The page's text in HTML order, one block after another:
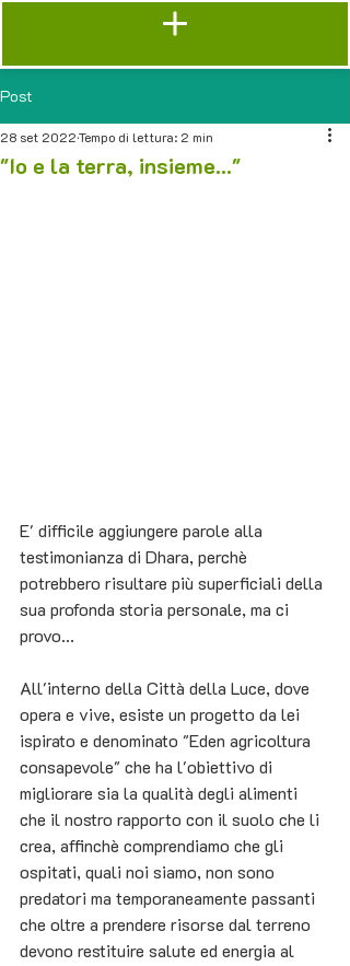
Post
"Io e la terra, insieme..."
28 set 2022Tempo di lettura: 2 min
E' difficile aggiungere parole alla
testimonianza di Dhara, perchè
potrebbero risultare più superficiali della
sua profonda storia personale, ma ci
provo...
All'interno della Città della Luce, dove
opera e vive, esiste un progetto da lei
ispirato e denominato "Eden agricoltura
consapevole" che ha l'obiettivo di
migliorare sia la qualità degli alimenti
che il nostro rapporto con il suolo che li
crea, affinchè comprendiamo che gli
ospitati, quali noi siamo, non sono
predatori ma temporaneamente passanti
che oltre a prendere risorse dal terreno
devono restituire salute ed energia al